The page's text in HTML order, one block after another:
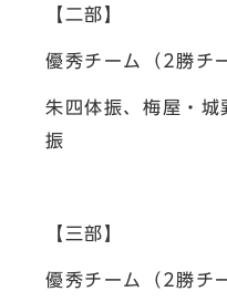
【二部】
優秀チーム（2勝チ
朱四体振、梅屋・
振
【三部】
優秀チーム（2勝チ